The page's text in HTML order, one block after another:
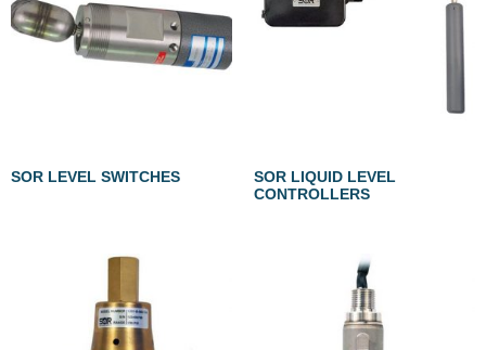
SOR LEVEL SWITCHES
SOR LIQUID LEVEL
CONTROLLERS